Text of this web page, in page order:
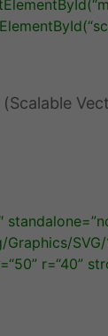
(
(
SVG/
“50” r=“40”